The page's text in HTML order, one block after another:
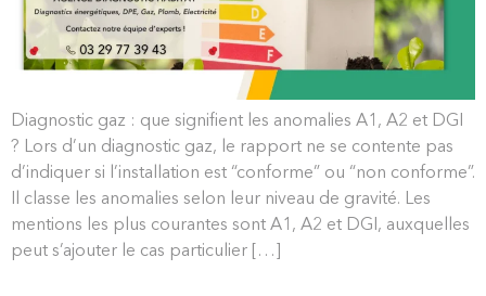
Diagnostic gaz : que signifient les anomalies A1, A2 et DGI
? Lors d’un diagnostic gaz, le rapport ne se contente pas
d’indiquer si l’installation est “conforme” ou “non conforme”.
Il classe les anomalies selon leur niveau de gravité. Les
mentions les plus courantes sont A1, A2 et DGI, auxquelles
peut s’ajouter le cas particulier […]